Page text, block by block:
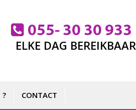
ELKE DAG BEREIKBAAR
? CONTACT